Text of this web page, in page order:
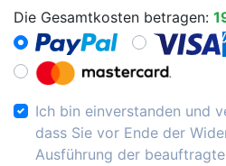
Die Gesamtkosten betragen:
Ich bin einverstanden und
dass Sie vor Ende der
Ausführung der